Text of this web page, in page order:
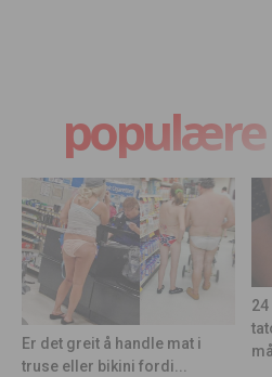
populære
Er det greit å handle mat i
truse eller bikini fordi...